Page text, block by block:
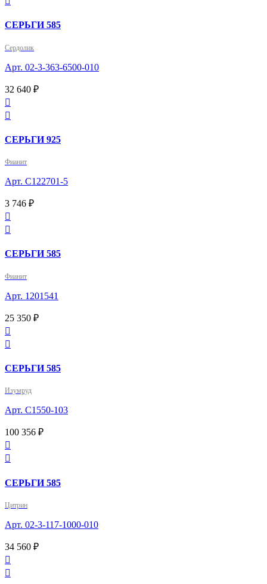
СЕРЬГИ 585
Сердолик
Арт. 02-3-363-6500-010
32 640 ₽


СЕРЬГИ 925
Фианит
Арт. С122701-5
3 746 ₽


СЕРЬГИ 585
Фианит
Арт. 1201541
25 350 ₽


СЕРЬГИ 585
Изумруд
Арт. С1550-103
100 356 ₽


СЕРЬГИ 585
Цитрин
Арт. 02-3-117-1000-010
34 560 ₽

